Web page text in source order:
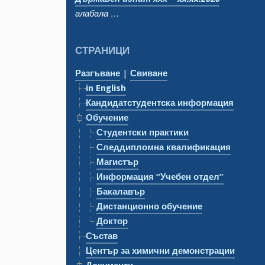
алабала …
СТРАНИЦИ
Разгъване | Свиване
in English
Кандидатстудентска информация
Обучение
Студентски практики
Следдипломна квалификация
Магистър
Информация “Учебен отдел”
Бакалавър
Дистанционно обучение
Доктор
Състав
Център за химични демонстрации